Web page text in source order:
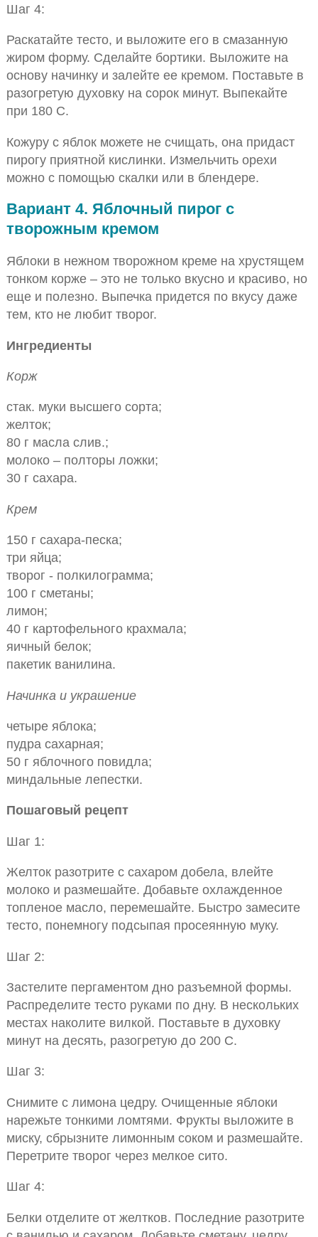
Шаг 4:
Раскатайте тесто, и выложите его в смазанную
жиром форму. Сделайте бортики. Выложите на
основу начинку и залейте ее кремом. Поставьте в
разогретую духовку на сорок минут. Выпекайте
при 180 С.
Кожуру с яблок можете не счищать, она придаст
пирогу приятной кислинки. Измельчить орехи
можно с помощью скалки или в блендере.
Вариант 4. Яблочный пирог с
творожным кремом
Яблоки в нежном творожном креме на хрустящем
тонком корже – это не только вкусно и красиво, но
еще и полезно. Выпечка придется по вкусу даже
тем, кто не любит творог.
Ингредиенты
Корж
стак. муки высшего сорта;
желток;
80 г масла слив.;
молоко – полторы ложки;
30 г сахара.
Крем
150 г сахара-песка;
три яйца;
творог - полкилограмма;
100 г сметаны;
лимон;
40 г картофельного крахмала;
яичный белок;
пакетик ванилина.
Начинка и украшение
четыре яблока;
пудра сахарная;
50 г яблочного повидла;
миндальные лепестки.
Пошаговый рецепт
Шаг 1:
Желток разотрите с сахаром добела, влейте
молоко и размешайте. Добавьте охлажденное
топленое масло, перемешайте. Быстро замесите
тесто, понемногу подсыпая просеянную муку.
Шаг 2:
Застелите пергаментом дно разъемной формы.
Распределите тесто руками по дну. В нескольких
местах наколите вилкой. Поставьте в духовку
минут на десять, разогретую до 200 С.
Шаг 3:
Снимите с лимона цедру. Очищенные яблоки
нарежьте тонкими ломтями. Фрукты выложите в
миску, сбрызните лимонным соком и размешайте.
Перетрите творог через мелкое сито.
Шаг 4:
Белки отделите от желтков. Последние разотрите